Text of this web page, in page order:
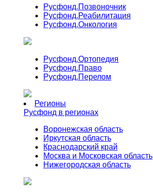
Русфонд.Позвоночник
Русфонд.Реабилитация
Русфонд.Онкология
Русфонд.Ортопедия
Русфонд.Право
Русфонд.Перелом
Регионы
Русфонд в регионах
Воронежская область
Иркутская область
Краснодарский край
Москва и Московская область
Нижегородская область